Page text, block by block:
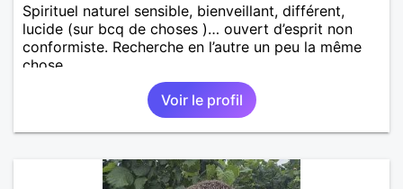
Spirituel naturel sensible, bienveillant, différent,
lucide (sur bcq de choses )… ouvert d’esprit non
conformiste. Recherche en l’autre un peu la même
chose…
Voir le profil